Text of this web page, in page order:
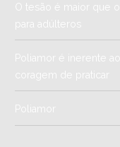
O tesão é maior que
para adúlteros
Poliamor é inerente
coragem de praticar
Poliamor